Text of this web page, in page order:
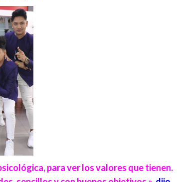
para ver los valores que tienen.